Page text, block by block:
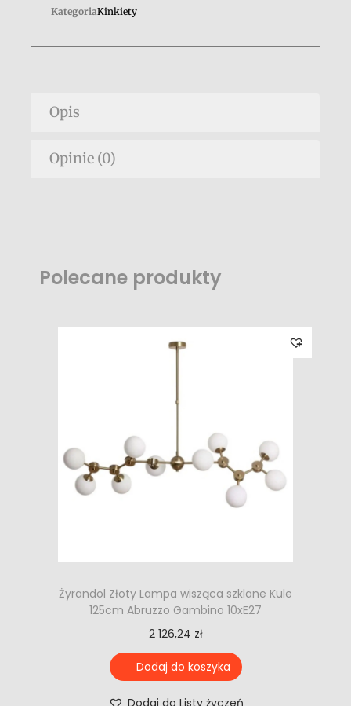
KategoriaKinkiety
Opis
Opinie (0)
Polecane produkty
Żyrandol Złoty Lampa wisząca szklane Kule
125cm Abruzzo Gambino 10xE27
2 126,24 zł
Dodaj do koszyka
Dodaj do Listy życzeń